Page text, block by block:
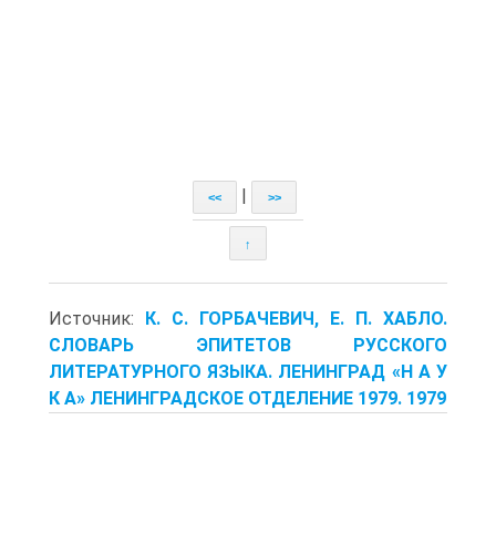
<< >>
↑
Источник: К. С. ГОРБАЧЕВИЧ, Е. П. ХАБЛО.
СЛОВАРЬ ЭПИТЕТОВ РУССКОГО
ЛИТЕРАТУРНОГО ЯЗЫКА. ЛЕНИНГРАД «Н А У
К А» ЛЕНИНГРАДСКОЕ ОТДЕЛЕНИЕ 1979. 1979